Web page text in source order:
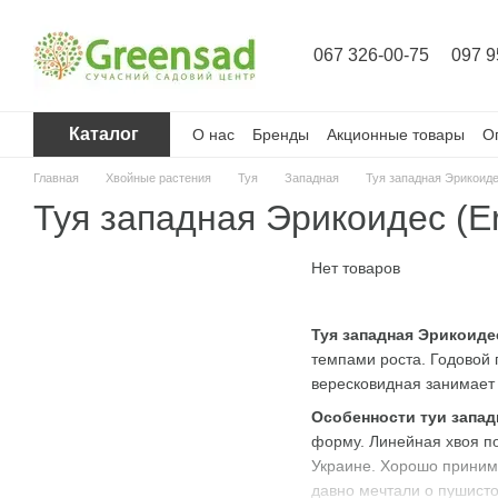
067 326-00-75 097
Каталог О нас Бренды Акционные товары
Главная Хвойные растения Туя Западная Туя западная
Туя западная Эрикоидес
Туя западная
темпами роста. Годовой
вересковидная
Особенности туи
форму. Линейная хвоя
Украине. Хорошо
давно мечтали о
Нет товаров